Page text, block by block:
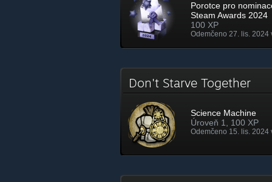
Porotce pro
Steam Awards 2024
100 XP
Odemčeno 27. lis. 2024
Don't Starve Together
Science Machine
Úroveň 1, 100 XP
Odemčeno 15. lis. 2024